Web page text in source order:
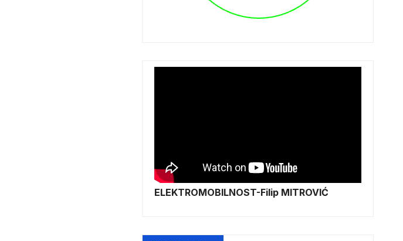
ELEKTROMOBILNOST-Filip MITROVIĆ